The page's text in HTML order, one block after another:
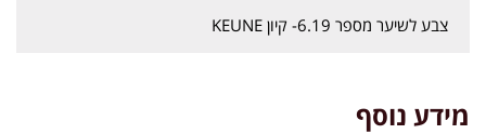
צבע לשיער מספר 6.19- קיון KEUNE
מידע נוסף